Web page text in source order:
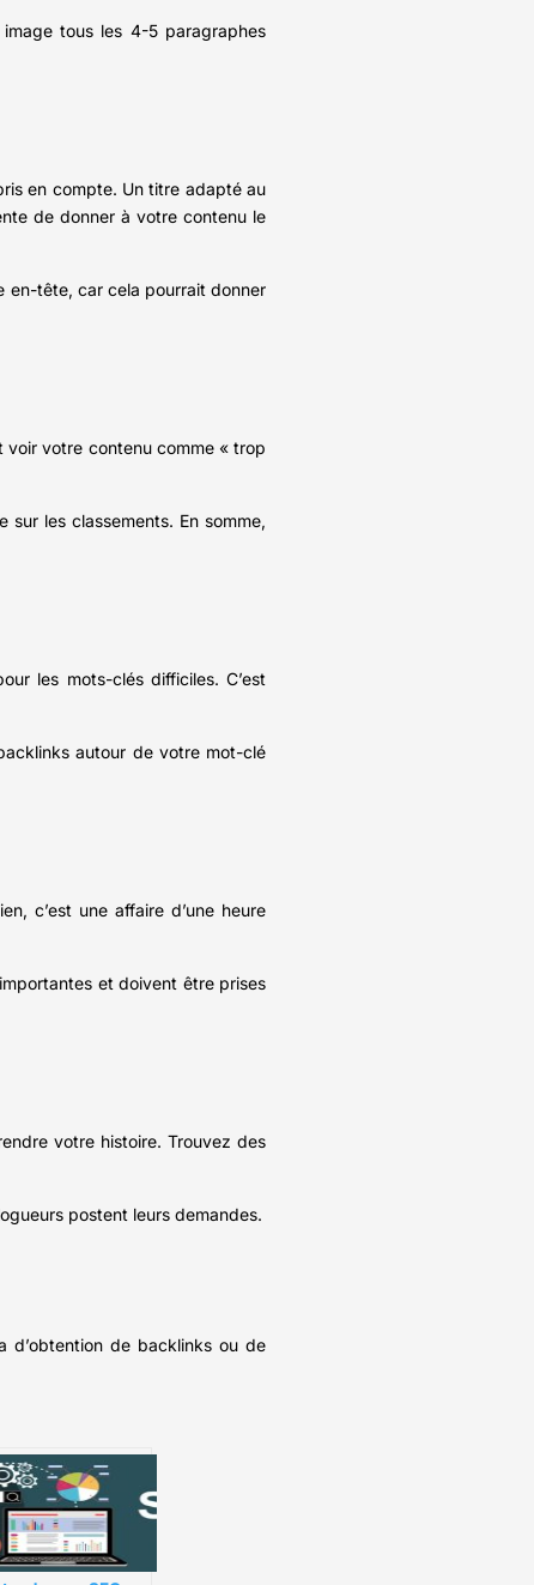
tous les 4-5 paragraphes
en compte. Un titre adapté au
de donner à votre contenu le
en-tête, car cela pourrait donner
votre contenu comme « trop
les classements. En somme,
les mots-clés difficiles. C’est
autour de votre mot-clé
c’est une affaire d’une heure
et doivent être prises
votre histoire. Trouvez des
postent leurs demandes.
de backlinks ou de